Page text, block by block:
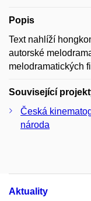
Popis
Text nahlíží
autorské
melodramatických
Související
Česká
národa
Aktuality